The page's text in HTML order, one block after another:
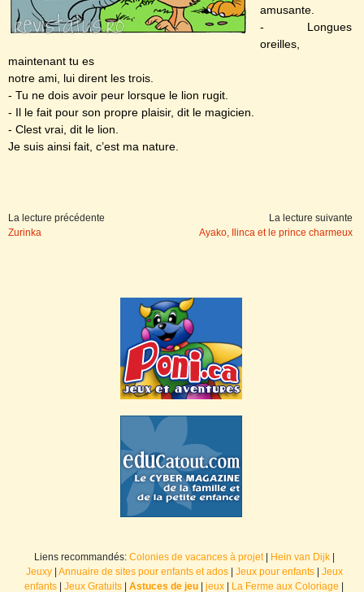
amusante.
- Longues
oreilles,
maintenant tu es
notre ami, lui dirent les trois.
- Tu ne dois avoir peur lorsque le lion rugit.
- Il le fait pour son propre plaisir, dit le magicien.
- Clest vrai, dit le lion.
Je suis ainsi fait, c’est ma nature.
La lecture précédente
Zurinka
La lecture suivante
Ayako, Ilinca et le prince charmeux
Liens recommandés: Colonies de vacances à projet| Hein van Dijk|
Jeuxy| Annuaire de sites pour enfants et ados| Jeux pour enfants| Jeux
enfants
Jeux Gratuits Astuces de jeu jeux La Ferme aux Coloriage